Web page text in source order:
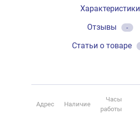
Характеристики
Отзывы
-
Статьи о товаре
Адрес Наличие
Часы
работы